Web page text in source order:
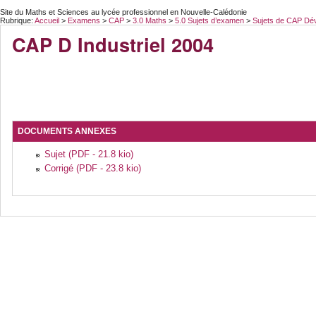
Site du Maths et Sciences au lycée professionnel en Nouvelle-Calédonie
Rubrique: Accueil > Examens > CAP > 3.0 Maths > 5.0 Sujets d’examen > Sujets de CAP
CAP D Industriel 2004
DOCUMENTS ANNEXES
Sujet (PDF - 21.8 kio)
Corrigé (PDF - 23.8 kio)